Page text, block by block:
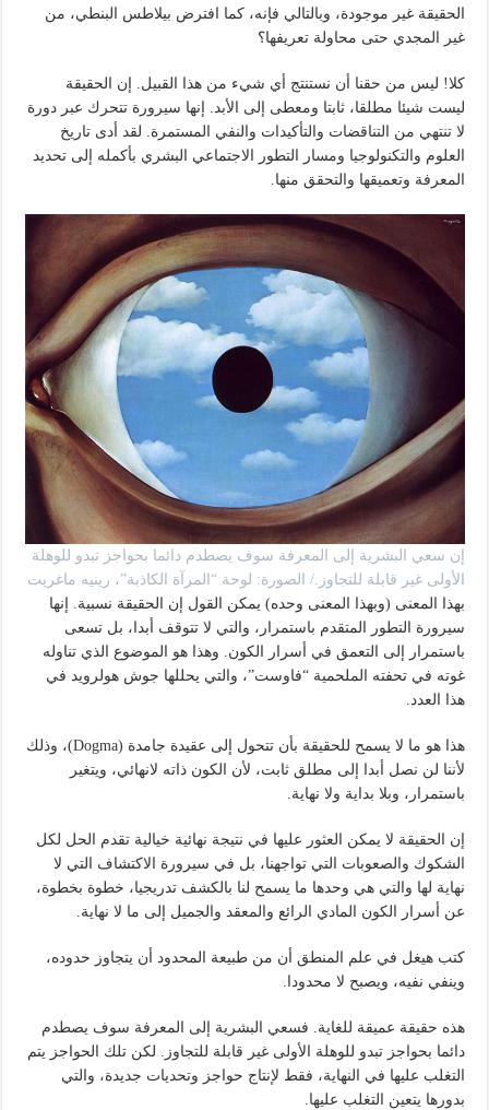
الحقيقة غير موجودة، وبالتالي فإنه، كما افترض بيلاطس البنطي، من
غير المجدي حتى محاولة تعريفها؟
كلا! ليس من حقنا أن نستنتج أي شيء من هذا القبيل. إن الحقيقة
ليست شيئا مطلقا، ثابتا ومعطى إلى الأبد. إنها سيرورة تتحرك عبر دورة
لا تنتهي من التناقضات والتأكيدات والنفي المستمرة. لقد أدى تاريخ
العلوم والتكنولوجيا ومسار التطور الاجتماعي البشري بأكمله إلى تحديد
المعرفة وتعميقها والتحقق منها.
إن سعي البشرية إلى المعرفة سوف يصطدم دائما بحواجز تبدو للوهلة
الأولى غير قابلة للتجاوز./ الصورة: لوحة “المرآة الكاذبة”، رينيه ماغريت
بهذا المعنى (وبهذا المعنى وحده) يمكن القول إن الحقيقة نسبية. إنها
سيرورة التطور المتقدم باستمرار، والتي لا تتوقف أبدا، بل تسعى
باستمرار إلى التعمق في أسرار الكون. وهذا هو الموضوع الذي تناوله
غوته في تحفته الملحمية “فاوست”، والتي يحللها جوش هولرويد في
هذا العدد.
هذا هو ما لا يسمح للحقيقة بأن تتحول إلى عقيدة جامدة (Dogma)، وذلك
لأننا لن نصل أبدا إلى مطلق ثابت، لأن الكون ذاته لانهائي، ويتغير
باستمرار، وبلا بداية ولا نهاية.
إن الحقيقة لا يمكن العثور عليها في نتيجة نهائية خيالية تقدم الحل لكل
الشكوك والصعوبات التي تواجهنا، بل في سيرورة الاكتشاف التي لا
نهاية لها والتي هي وحدها ما يسمح لنا بالكشف تدريجيا، خطوة بخطوة،
عن أسرار الكون المادي الرائع والمعقد والجميل إلى ما لا نهاية.
كتب هيغل في علم المنطق أن من طبيعة المحدود أن يتجاوز حدوده،
وينفي نفيه، ويصبح لا محدودا.
هذه حقيقة عميقة للغاية. فسعي البشرية إلى المعرفة سوف يصطدم
دائما بحواجز تبدو للوهلة الأولى غير قابلة للتجاوز. لكن تلك الحواجز يتم
التغلب عليها في النهاية، فقط لإنتاج حواجز وتحديات جديدة، والتي
بدورها يتعين التغلب عليها.